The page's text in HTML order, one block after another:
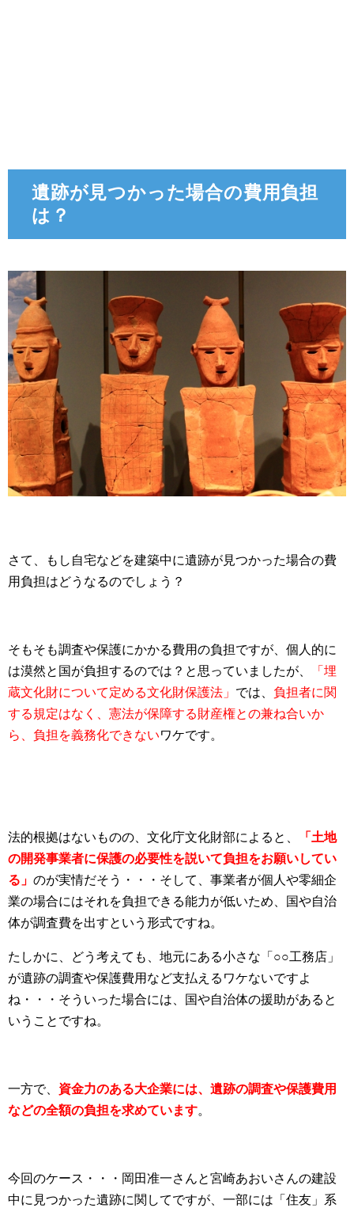
遺跡が見つかった場合の費用負担
は？
さて、もし自宅などを建築中に遺跡が見つかった場合の費
用負担はどうなるのでしょう？
そもそも調査や保護にかかる費用の負担ですが、個人的に
は漠然と国が負担するのでは？と思っていましたが、
「埋
蔵文化財について定める文化財保護法」 では、 負担者に関
する規定はなく、憲法が保障する財産権との兼ね合いか
ら、負担を義務化できないワケです。
法的根拠はないものの、文化庁文化財部によると、
「土地
の開発事業者に保護の必要性を説いて負担をお願いしてい
る」 のが実情だそう・・・そして、事業者が個人や零細企
業の場合にはそれを負担できる能力が低いため、国や自治
体が調査費を出すという形式ですね。
たしかに、どう考えても、地元にある小さな「○○工務店」
が遺跡の調査や保護費用など支払えるワケないですよ
ね・・・そういった場合には、国や自治体の援助があると
いうことですね。
一方で、 資金力のある大企業には、遺跡の調査や保護費用
などの全額の負担を求めています。
今回のケース・・・岡田准一さんと宮崎あおいさんの建設
中に見つかった遺跡に関してですが、一部には「住友」系